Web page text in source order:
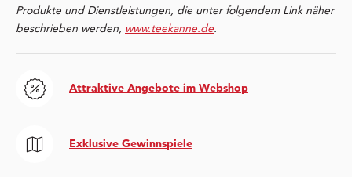
Produkte und Dienstleistungen, die unter folgendem Link näher
beschrieben werden, www.teekanne.de.
Attraktive Angebote im Webshop
Exklusive Gewinnspiele